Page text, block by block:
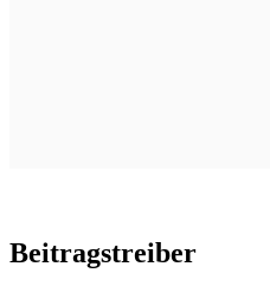
Beitragstreiber